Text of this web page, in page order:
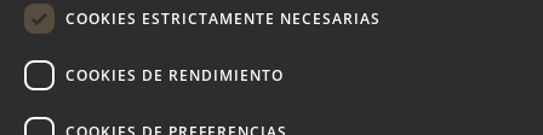
COOKIES ESTRICTAMENTE NECESARIAS
COOKIES DE RENDIMIENTO